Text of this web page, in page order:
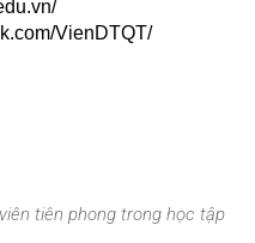
VienDTQT/
tiên phong trong học tập